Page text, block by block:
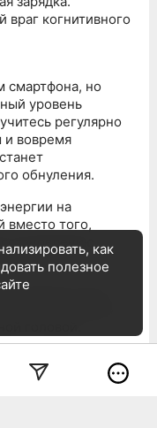
когнитивного
смартфона, но
уровень
регулярно
и вовремя
обнуления.
на
вместо того,
растет не от
того, что даем
головой.
как
полезное